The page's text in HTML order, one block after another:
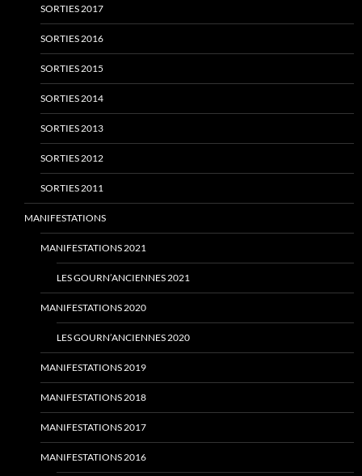
SORTIES 2017
SORTIES 2016
SORTIES 2015
SORTIES 2014
SORTIES 2013
SORTIES 2012
SORTIES 2011
MANIFESTATIONS
MANIFESTATIONS 2021
LES GOURN’ANCIENNES 2021
MANIFESTATIONS 2020
LES GOURN’ANCIENNES 2020
MANIFESTATIONS 2019
MANIFESTATIONS 2018
MANIFESTATIONS 2017
MANIFESTATIONS 2016